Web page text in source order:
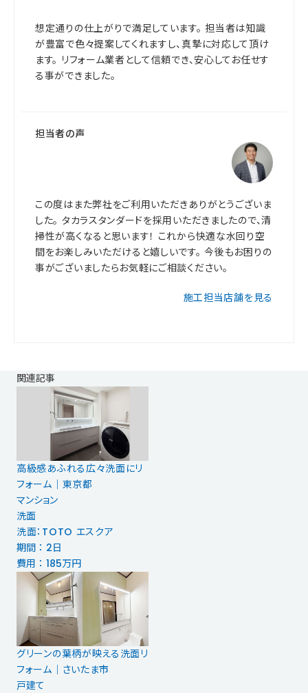
想定通りの仕上がりで満足しています。 担当者は知識
が豊富で色々提案してくれますし、真摯に対応して頂け
ます。 リフォーム業者として信頼でき、安心してお任せす
る事ができました。
担当者の声
この度はまた弊社をご利用いただきありがとうございま
した。 タカラスタンダードを採用いただきましたので、清
掃性が高くなると思います！ これから快適な水回り空
間をお楽しみいただけると嬉しいです。 今後もお困りの
事がございましたらお気軽にご相談ください。
施工担当店舗を見る
関連記事
高級感あふれる広々洗面にリ
フォーム｜東京都
マンション
洗面
洗面：TOTO エスクア
期間 ： 2日
費用 ： 185万円
グリーンの葉柄が映える洗面リ
フォーム｜さいたま市
戸建て